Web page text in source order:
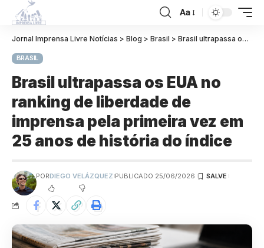
Aa
Jornal Imprensa Livre Notícias > Blog > Brasil > Brasil ultrapassa os EUA no ranking de liberdade de imprensa pela primeira vez em 25 anos de história do índice
BRASIL
Brasil ultrapassa os EUA no
ranking de liberdade de
imprensa pela primeira vez em
25 anos de história do índice
PORDIEGO VELÁZQUEZ PUBLICADO 25/06/2026